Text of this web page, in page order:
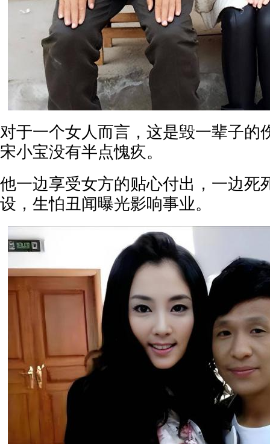
对于一个女人而言，这是毁一辈子的
宋小宝没有半点愧疚。
他一边享受女方的贴心付出，一边死
设，生怕丑闻曝光影响事业。